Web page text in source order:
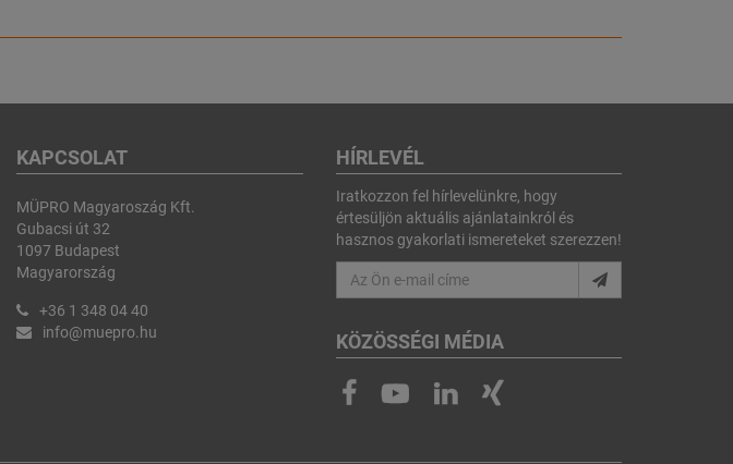
KAPCSOLAT
MÜPRO Magyaroszág Kft.
Gubacsi út 32
1097 Budapest
Magyarország
+36 1 348 04 40
info@muepro.hu
HÍRLEVÉL
Iratkozzon fel hírlevelünkre, hogy
értesüljön aktuális ajánlatainkról és
hasznos gyakorlati ismereteket szerezzen!
KÖZÖSSÉGI MÉDIA